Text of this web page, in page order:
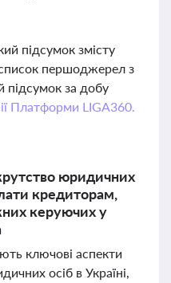
підсумок змісту
першоджерел з
за добу
Платформи LIGA360.
юридичних
кредиторам,
керуючих у
ключові аспекти
осіб в Україні,